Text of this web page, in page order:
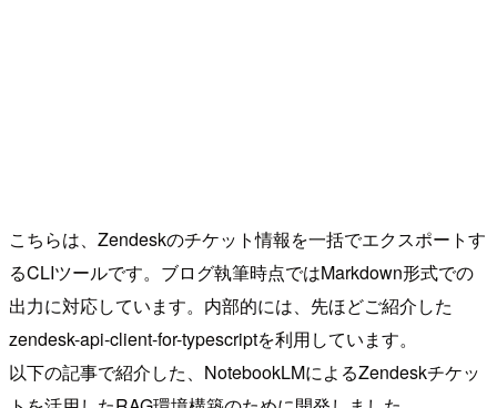
こちらは、Zendeskのチケット情報を一括でエクスポートす
るCLIツールです。ブログ執筆時点ではMarkdown形式での
出力に対応しています。内部的には、先ほどご紹介した
zendesk-api-client-for-typescriptを利用しています。
以下の記事で紹介した、NotebookLMによるZendeskチケッ